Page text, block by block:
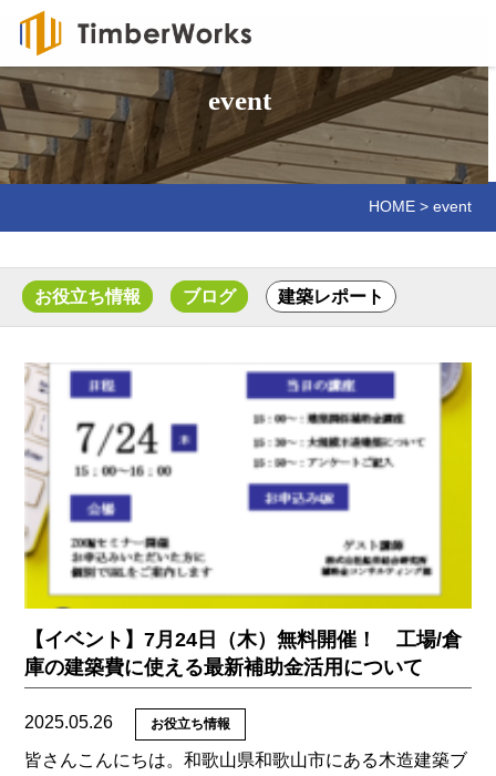
event
HOME> event
お役立ち情報 ブログ 建築レポート
【イベント】7月24日（木）無料開催！ 工場/倉
庫の建築費に使える最新補助金活用について
2025.05.26 お役立ち情報
皆さんこんにちは。和歌山県和歌山市にある木造建築ブ